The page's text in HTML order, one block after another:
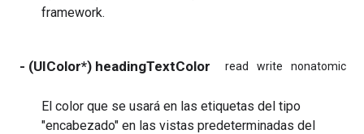
framework.
- (UIColor*) headingTextColor read write nonatomic
El color que se usará en las etiquetas del tipo
"encabezado" en las vistas predeterminadas del